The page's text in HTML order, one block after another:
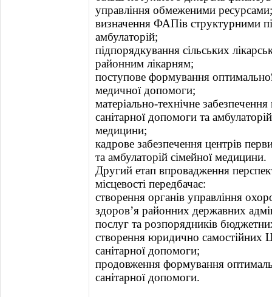
управління обмеженими ресурсами;
визначення ФАПів структурними
амбулаторій;
підпорядкування сільських
районним лікарням;
поступове формування
медичної допомоги;
матеріально-технічне
санітарної допомоги та
медицини;
кадрове забезпечення центрів
та амбулаторій сімейної медицини.
Другий етап впровадження
місцевості передбачає:
створення органів управління
здоров’я районних державних
послуг та розпорядників
створення юридично самостійних
санітарної допомоги;
продовження формування
санітарної допомоги.